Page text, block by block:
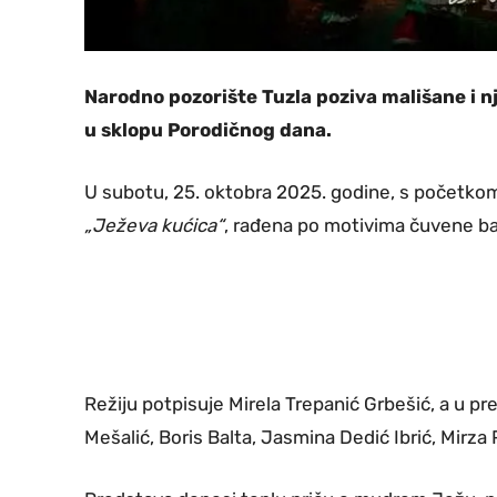
Narodno pozorište Tuzla poziva mališane
u sklopu Porodičnog dana.
U subotu, 25. oktobra 2025. godine, s
„Ježeva kućica“, rađena po motivima čuvene
Režiju potpisuje Mirela Trepanić Grbešić, a u
Mešalić, Boris Balta, Jasmina Dedić Ibrić, Mirza